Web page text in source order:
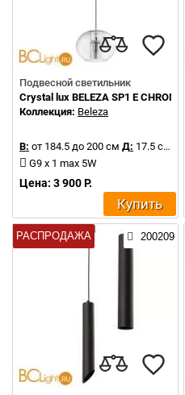
Подвесной светильник
Crystal lux BELEZA SP1 E CHROME
Коллекция: Beleza
В: от 184.5 до 200 см Д: 17.5 см
G9 x 1 max 5W
Цена: 3 900 Р.
Купить
РАСПРОДАЖА 200209